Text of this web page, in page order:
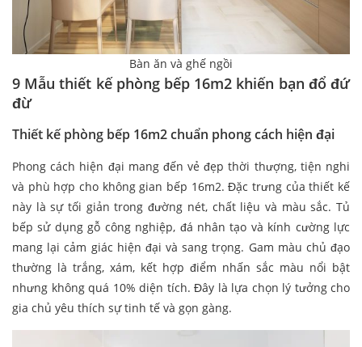
Bàn ăn và ghế ngồi
9 Mẫu thiết kế phòng bếp 16m2 khiến bạn đổ đứ
đừ
Thiết kế phòng bếp 16m2 chuẩn phong cách hiện đại
Phong cách hiện đại mang đến vẻ đẹp thời thượng, tiện nghi
và phù hợp cho không gian bếp 16m2. Đặc trưng của thiết kế
này là sự tối giản trong đường nét, chất liệu và màu sắc. Tủ
bếp sử dụng gỗ công nghiệp, đá nhân tạo và kính cường lực
mang lại cảm giác hiện đại và sang trọng. Gam màu chủ đạo
thường là trắng, xám, kết hợp điểm nhấn sắc màu nổi bật
nhưng không quá 10% diện tích. Đây là lựa chọn lý tưởng cho
gia chủ yêu thích sự tinh tế và gọn gàng.